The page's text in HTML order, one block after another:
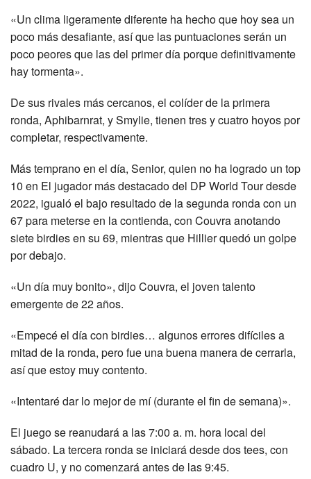
«Un clima ligeramente diferente ha hecho que hoy sea un
poco más desafiante, así que las puntuaciones serán un
poco peores que las del primer día porque definitivamente
hay tormenta».
De sus rivales más cercanos, el colíder de la primera
ronda, Aphibarnrat, y Smylie, tienen tres y cuatro hoyos por
completar, respectivamente.
Más temprano en el día, Senior, quien no ha logrado un top
10 en El jugador más destacado del DP World Tour desde
2022, igualó el bajo resultado de la segunda ronda con un
67 para meterse en la contienda, con Couvra anotando
siete birdies en su 69, mientras que Hillier quedó un golpe
por debajo.
«Un día muy bonito», dijo Couvra, el joven talento
emergente de 22 años.
«Empecé el día con birdies… algunos errores difíciles a
mitad de la ronda, pero fue una buena manera de cerrarla,
así que estoy muy contento.
«Intentaré dar lo mejor de mí (durante el fin de semana)».
El juego se reanudará a las 7:00 a. m. hora local del
sábado. La tercera ronda se iniciará desde dos tees, con
cuadro U, y no comenzará antes de las 9:45.